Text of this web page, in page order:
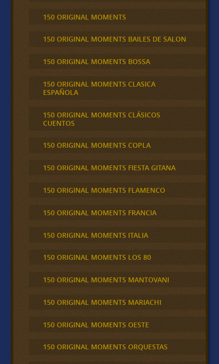
150 ORIGINAL MOMENTS
150 ORIGINAL MOMENTS BAILES DE SALON
150 ORIGINAL MOMENTS BOSSA
150 ORIGINAL MOMENTS CLASICA
ESPAÑOLA
150 ORIGINAL MOMENTS CLÁSICOS
CUENTOS
150 ORIGINAL MOMENTS COPLA
150 ORIGINAL MOMENTS FIESTA GITANA
150 ORIGINAL MOMENTS FLAMENCO
150 ORIGINAL MOMENTS FRANCIA
150 ORIGINAL MOMENTS ITALIA
150 ORIGINAL MOMENTS LOS 80
150 ORIGINAL MOMENTS MANTOVANI
150 ORIGINAL MOMENTS MARIACHI
150 ORIGINAL MOMENTS OESTE
150 ORIGINAL MOMENTS ORQUESTAS